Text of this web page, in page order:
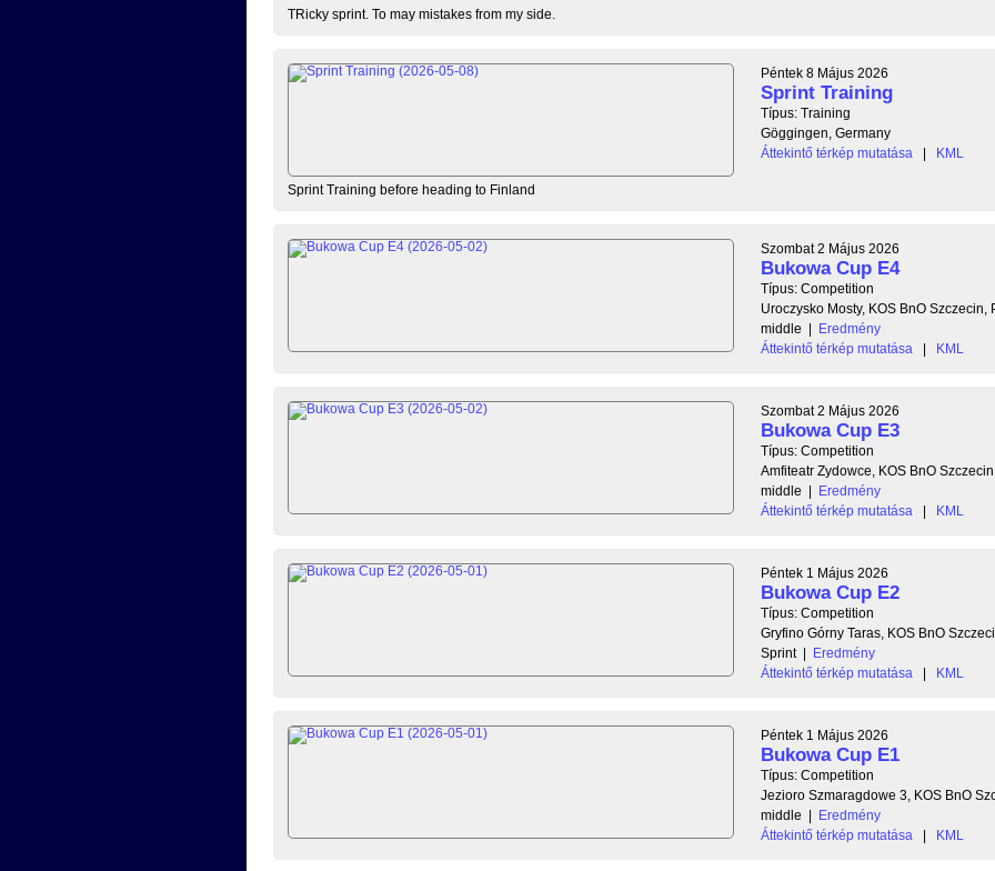
TRicky sprint. To may mistakes from my side.
Péntek 8 Május 2026
Sprint Training
Típus: Training
Göggingen, Germany
Áttekintő térkép mutatása
| KML
Sprint Training before heading to Finland
Szombat 2 Május 2026
Bukowa Cup E4
Típus: Competition
Uroczysko Mosty, KOS BnO Szczecin,
middle | Eredmény
Áttekintő térkép mutatása
| KML
Szombat 2 Május 2026
Bukowa Cup E3
Típus: Competition
Amfiteatr Zydowce, KOS BnO
middle | Eredmény
Áttekintő térkép mutatása
| KML
Péntek 1 Május 2026
Bukowa Cup E2
Típus: Competition
Gryfino Górny Taras, KOS BnO
Sprint | Eredmény
Áttekintő térkép mutatása
| KML
Péntek 1 Május 2026
Bukowa Cup E1
Típus: Competition
Jezioro Szmaragdowe 3, KOS BnO
middle | Eredmény
Áttekintő térkép mutatása
| KML